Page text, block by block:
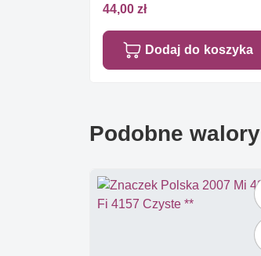
44,00 zł
Dodaj do koszyka
Podobne walory